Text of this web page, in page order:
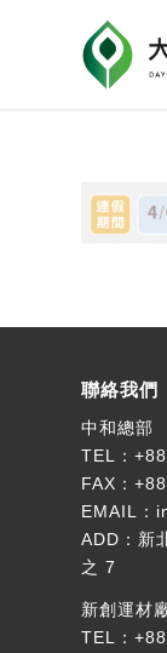
聯絡我們
中和總部
TEL：
FAX：
EMAIL：
ADD： 新
之 7
新創運材
TEL：